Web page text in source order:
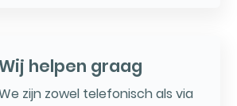
helpen graag
zijn zowel telefonisch als via